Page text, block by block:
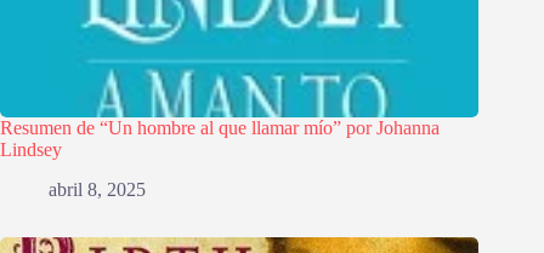
Resumen de “Un hombre al que llamar mío” por Johanna
Lindsey
abril 8, 2025